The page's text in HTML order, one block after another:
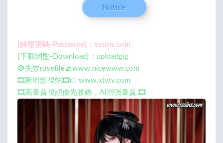
Notice
[解壓密碼-Password]：sssins.com
[下載網盤-Download]：uploadgig
🚫失效rosefile🛫www.nicewww.com
🎞️新增影視站🎞️👉www.xtvtv.com
🎞️高畫質視頻優先收錄，AI增强畫質.🎞️